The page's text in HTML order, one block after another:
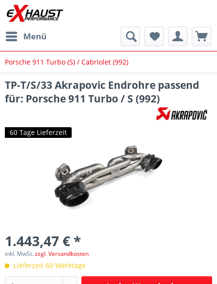
Menü
Porsche 911 Turbo (S) / Cabriolet (992)
TP-T/S/33 Akrapovic Endrohre passend
für: Porsche 911 Turbo / S (992)
60 Tage Lieferzeit
1.443,47 € *
inkl. MwSt.zzgl. Versandkosten
Lieferzeit 60 Werktage